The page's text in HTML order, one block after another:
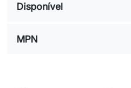
Disponível
MPN